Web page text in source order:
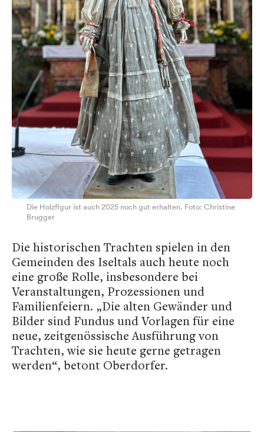
Die Holzfigur ist auch 2025 noch gut erhalten. Foto: Christine
Brugger
Die historischen Trachten spielen in den
Gemeinden des Iseltals auch heute noch
eine große Rolle, insbesondere bei
Veranstaltungen, Prozessionen und
Familienfeiern. „Die alten Gewänder und
Bilder sind Fundus und Vorlagen für eine
neue, zeitgenössische Ausführung von
Trachten, wie sie heute gerne getragen
werden“, betont Oberdorfer.